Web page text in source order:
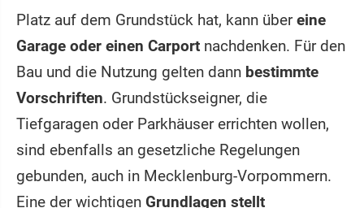
Platz auf dem Grundstück hat, kann übereine
Garage oder einen Carport nachdenken. Für den
Bau und die Nutzung gelten dann bestimmte
Vorschriften. Grundstückseigner, die
Tiefgaragen oder Parkhäuser errichten wollen,
sind ebenfalls an gesetzliche Regelungen
gebunden, auch in Mecklenburg-Vorpommern.
Eine der wichtigen Grundlagen stellt